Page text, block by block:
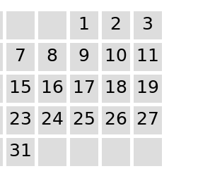
1 2
3
7 8 9 10 11
15 16 17 18 19
23 24 25 26 27
31